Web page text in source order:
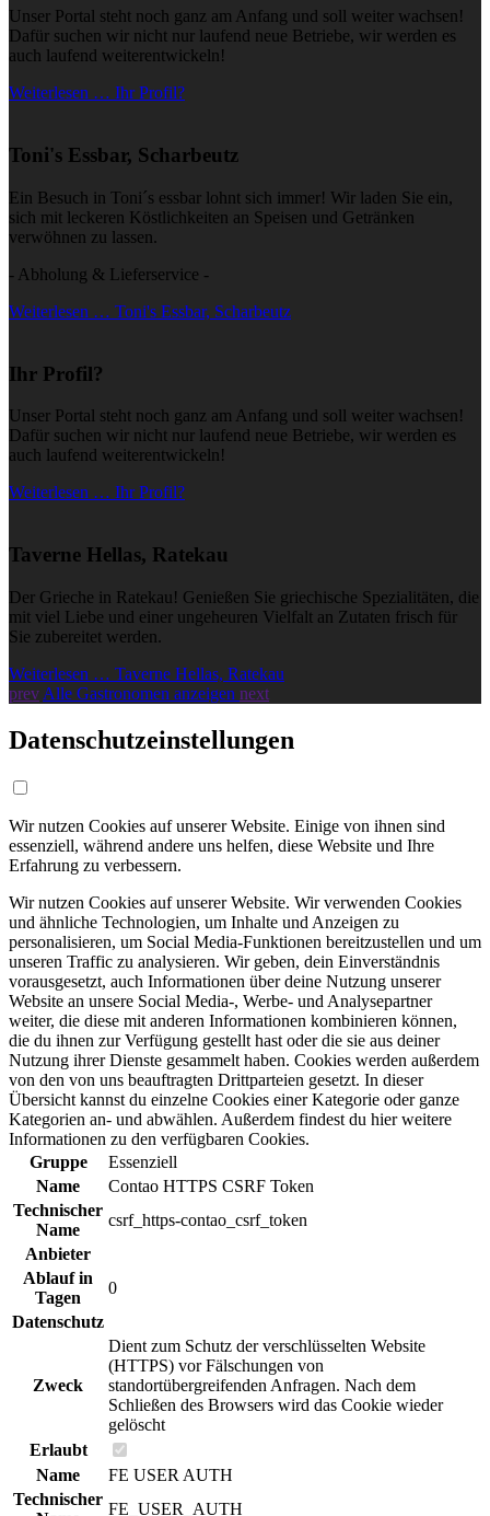
Unser Portal steht noch ganz am Anfang und soll weiter wachsen!
Dafür suchen wir nicht nur laufend neue Betriebe, wir werden es
auch laufend weiterentwickeln!
Weiterlesen … Ihr Profil?
Toni's Essbar, Scharbeutz
Ein Besuch in Toni´s essbar lohnt sich immer! Wir laden Sie ein,
sich mit leckeren Köstlichkeiten an Speisen und Getränken
verwöhnen zu lassen.
- Abholung & Lieferservice -
Weiterlesen … Toni's Essbar, Scharbeutz
Ihr Profil?
Unser Portal steht noch ganz am Anfang und soll weiter wachsen!
Dafür suchen wir nicht nur laufend neue Betriebe, wir werden es
auch laufend weiterentwickeln!
Weiterlesen … Ihr Profil?
Taverne Hellas, Ratekau
Der Grieche in Ratekau! Genießen Sie griechische Spezialitäten, die
mit viel Liebe und einer ungeheuren Vielfalt an Zutaten frisch für
Sie zubereitet werden.
Weiterlesen … Taverne Hellas, Ratekau
prev Alle Gastronomen anzeigen next
Datenschutzeinstellungen
Wir nutzen Cookies auf unserer Website. Einige von ihnen sind
essenziell, während andere uns helfen, diese Website und Ihre
Erfahrung zu verbessern.
Wir nutzen Cookies auf unserer Website. Wir verwenden Cookies
und ähnliche Technologien, um Inhalte und Anzeigen zu
personalisieren, um Social Media-Funktionen bereitzustellen und um
unseren Traffic zu analysieren. Wir geben, dein Einverständnis
vorausgesetzt, auch Informationen über deine Nutzung unserer
Website an unsere Social Media-, Werbe- und Analysepartner
weiter, die diese mit anderen Informationen kombinieren können,
die du ihnen zur Verfügung gestellt hast oder die sie aus deiner
Nutzung ihrer Dienste gesammelt haben. Cookies werden außerdem
von den von uns beauftragten Drittparteien gesetzt. In dieser
Übersicht kannst du einzelne Cookies einer Kategorie oder ganze
Kategorien an- und abwählen. Außerdem findest du hier weitere
Informationen zu den verfügbaren Cookies.
Gruppe
Essenziell
Name
Contao HTTPS CSRF Token
Technischer
Name
csrf_https-contao_csrf_token
Anbieter
Ablauf in
Tagen
0
Datenschutz
Zweck
Dient zum Schutz der verschlüsselten Website
(HTTPS) vor Fälschungen von
standortübergreifenden Anfragen. Nach dem
Schließen des Browsers wird das Cookie wieder
gelöscht
Erlaubt
Name
FE USER AUTH
Technischer
FE_USER_AUTH